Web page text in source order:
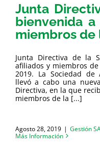
Junta
bienvenida
miembros de
Junta Directiva de la
afiliados y miembros
2019. La Sociedad de
llevó a cabo una
Directiva, en la que
miembros de la [...]
Agosto 28, 2019 | Gestión
Más Información